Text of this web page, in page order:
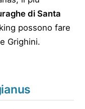
di Santa
possono fare
Grighini.